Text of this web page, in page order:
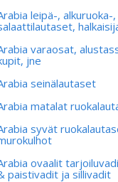
leipä-, alkuruoka-,
varaosat,
jne
seinälautaset
matalat
syvät
ovaalit
paistivadit ja sillivadit